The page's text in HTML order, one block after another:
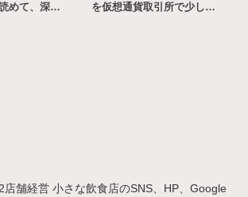
めて、深…
を仮想通貨取引所で少し…
舗経営 小さな飲食店のSNS、HP、Google